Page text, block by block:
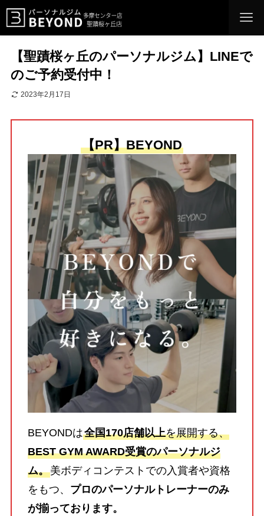
【聖蹟桜ヶ丘のパーソナルジム】LINEで
のご予約受付中！
2023年2月17日
【PR】BEYOND
BEYONDは全国170店舗以上を展開する、
BEST GYM AWARD受賞のパーソナルジ
ム。美ボディコンテストでの入賞者や資格
をもつ、 プロのパーソナルトレーナーのみ
が揃っております。